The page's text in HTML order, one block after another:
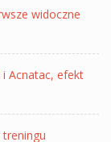
widoczne
Acnatac, efekt